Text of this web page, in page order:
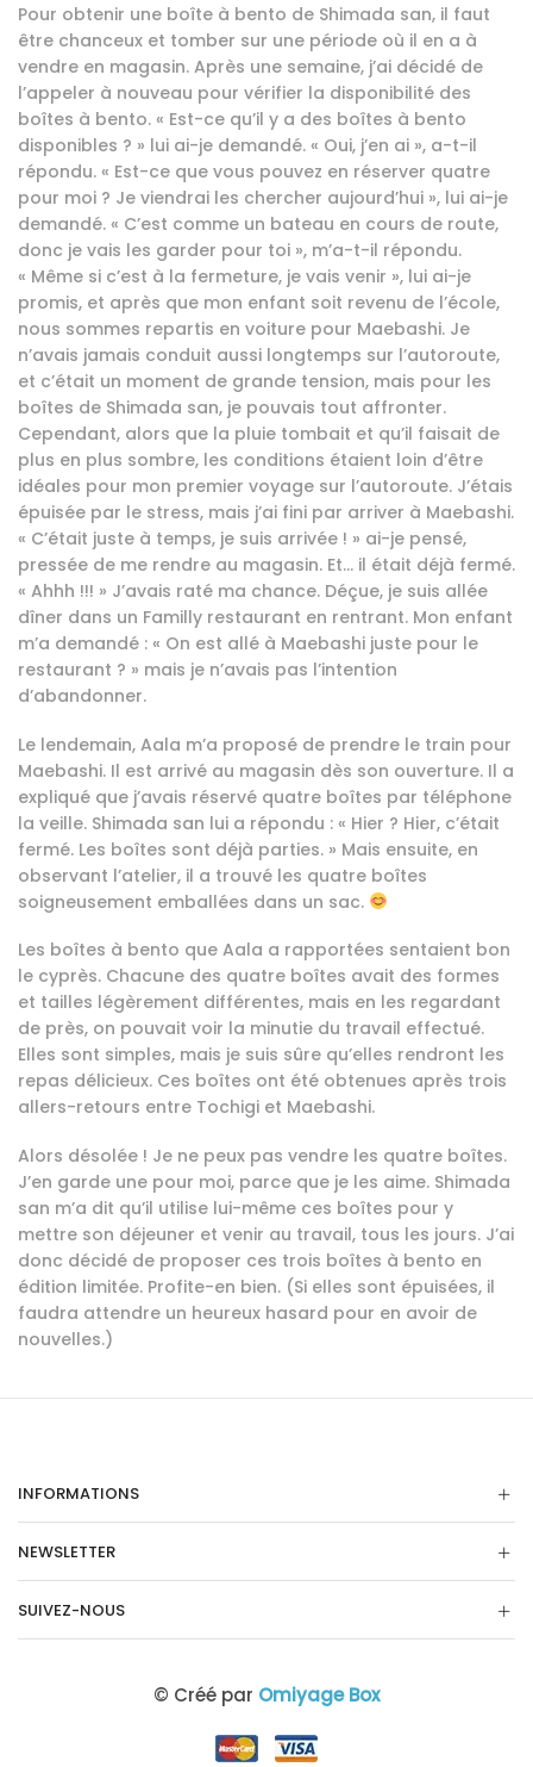
Pour obtenir une boîte à bento de Shimada san, il faut
être chanceux et tomber sur une période où il en a à
vendre en magasin. Après une semaine, j’ai décidé de
l’appeler à nouveau pour vérifier la disponibilité des
boîtes à bento. « Est-ce qu’il y a des boîtes à bento
disponibles ? » lui ai-je demandé. « Oui, j’en ai », a-t-il
répondu. « Est-ce que vous pouvez en réserver quatre
pour moi ? Je viendrai les chercher aujourd’hui », lui ai-je
demandé. « C’est comme un bateau en cours de route,
donc je vais les garder pour toi », m’a-t-il répondu.
« Même si c’est à la fermeture, je vais venir », lui ai-je
promis, et après que mon enfant soit revenu de l’école,
nous sommes repartis en voiture pour Maebashi. Je
n’avais jamais conduit aussi longtemps sur l’autoroute,
et c’était un moment de grande tension, mais pour les
boîtes de Shimada san, je pouvais tout affronter.
Cependant, alors que la pluie tombait et qu’il faisait de
plus en plus sombre, les conditions étaient loin d’être
idéales pour mon premier voyage sur l’autoroute. J’étais
épuisée par le stress, mais j’ai fini par arriver à Maebashi.
« C’était juste à temps, je suis arrivée ! » ai-je pensé,
pressée de me rendre au magasin. Et… il était déjà fermé.
« Ahhh !!! » J’avais raté ma chance. Déçue, je suis allée
dîner dans un Familly restaurant en rentrant. Mon enfant
m’a demandé : « On est allé à Maebashi juste pour le
restaurant ? » mais je n’avais pas l’intention
d’abandonner.
Le lendemain, Aala m’a proposé de prendre le train pour
Maebashi. Il est arrivé au magasin dès son ouverture. Il a
expliqué que j’avais réservé quatre boîtes par téléphone
la veille. Shimada san lui a répondu : « Hier ? Hier, c’était
fermé. Les boîtes sont déjà parties. » Mais ensuite, en
observant l’atelier, il a trouvé les quatre boîtes
soigneusement emballées dans un sac.
Les boîtes à bento que Aala a rapportées sentaient bon
le cyprès. Chacune des quatre boîtes avait des formes
et tailles légèrement différentes, mais en les regardant
de près, on pouvait voir la minutie du travail effectué.
Elles sont simples, mais je suis sûre qu’elles rendront les
repas délicieux. Ces boîtes ont été obtenues après trois
allers-retours entre Tochigi et Maebashi.
Alors désolée ! Je ne peux pas vendre les quatre boîtes.
J’en garde une pour moi, parce que je les aime. Shimada
san m’a dit qu’il utilise lui-même ces boîtes pour y
mettre son déjeuner et venir au travail, tous les jours. J’ai
donc décidé de proposer ces trois boîtes à bento en
édition limitée. Profite-en bien. (Si elles sont épuisées, il
faudra attendre un heureux hasard pour en avoir de
nouvelles.)
INFORMATIONS
NEWSLETTER
SUIVEZ-NOUS
© Créé par Omiyage Box